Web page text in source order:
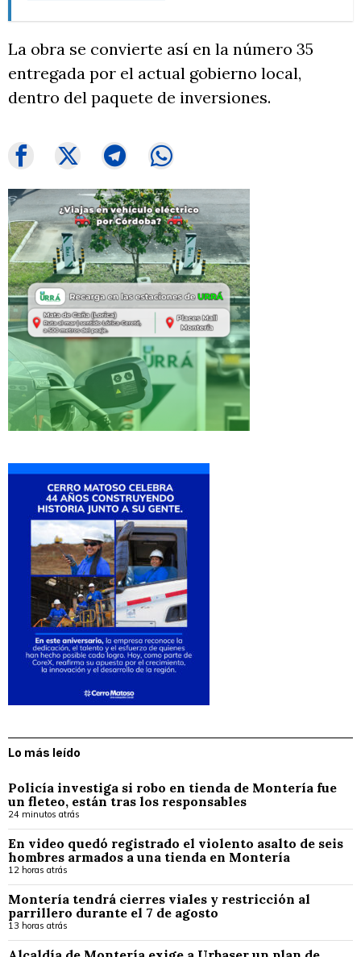
La obra se convierte así en la número 35
entregada por el actual gobierno local,
dentro del paquete de inversiones.
Lo más leído
Policía investiga si robo en tienda de Montería fue
un fleteo, están tras los responsables
24 minutos atrás
En video quedó registrado el violento asalto de seis
hombres armados a una tienda en Montería
12 horas atrás
Montería tendrá cierres viales y restricción al
parrillero durante el 7 de agosto
13 horas atrás